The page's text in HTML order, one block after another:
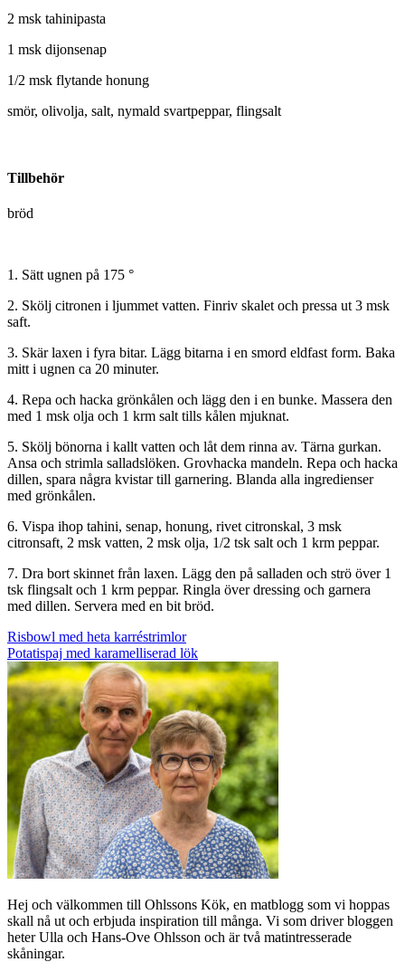
2 msk tahinipasta
1 msk dijonsenap
1/2 msk flytande honung
smör, olivolja, salt, nymald svartpeppar, flingsalt
Tillbehör
bröd
1. Sätt ugnen på 175 °
2. Skölj citronen i ljummet vatten. Finriv skalet och pressa ut 3 msk
saft.
3. Skär laxen i fyra bitar. Lägg bitarna i en smord eldfast form. Baka
mitt i ugnen ca 20 minuter.
4. Repa och hacka grönkålen och lägg den i en bunke. Massera den
med 1 msk olja och 1 krm salt tills kålen mjuknat.
5. Skölj bönorna i kallt vatten och låt dem rinna av. Tärna gurkan.
Ansa och strimla salladslöken. Grovhacka mandeln. Repa och hacka
dillen, spara några kvistar till garnering. Blanda alla ingredienser
med grönkålen.
6. Vispa ihop tahini, senap, honung, rivet citronskal, 3 msk
citronsaft, 2 msk vatten, 2 msk olja, 1/2 tsk salt och 1 krm peppar.
7. Dra bort skinnet från laxen. Lägg den på salladen och strö över 1
tsk flingsalt och 1 krm peppar. Ringla över dressing och garnera
med dillen. Servera med en bit bröd.
Inläggsnavigering
Risbowl med heta karréstrimlor
Potatispaj med karamelliserad lök
Hej och välkommen till Ohlssons Kök, en matblogg som vi hoppas
skall nå ut och erbjuda inspiration till många. Vi som driver bloggen
heter Ulla och Hans-Ove Ohlsson och är två matintresserade
skåningar.